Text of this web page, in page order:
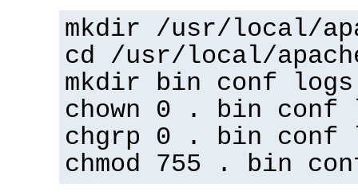
mkdir /usr/local/
cd /usr/local/
mkdir bin conf logs
chown 0 . bin conf
chgrp 0 . bin conf
chmod 755 . bin